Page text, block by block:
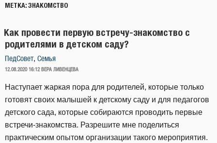
МЕТКА:ЗНАКОМСТВО
Как провести первую встречу-знакомство с
родителями в детском саду?
ПедСовет, Семья
ОПУБЛИКОВАНО
12.08.2020 16:12 ВЕРА ЛИВЕНЦЕВА
Наступает жаркая пора для родителей, которые только
готовят своих малышей к детскому саду и для педагогов
детского сада, которые собираются проводить первые
встречи-знакомства. Разрешите мне поделиться
практическим опытом организации такого мероприятия.